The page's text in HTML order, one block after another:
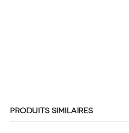
PRODUITS SIMILAIRES